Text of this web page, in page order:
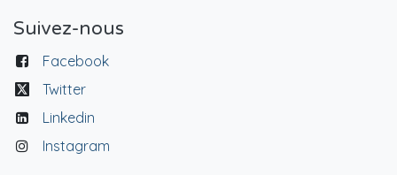
Suivez-nous
Facebook
Twitter
Linkedin
Instagram